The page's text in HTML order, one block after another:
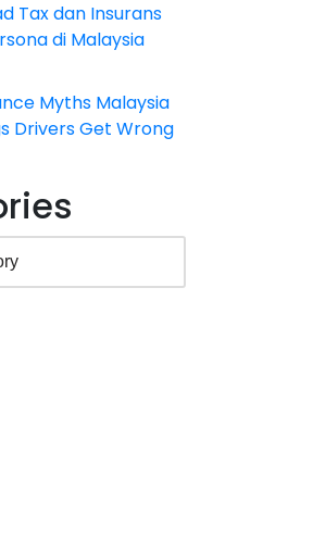
Tax dan Insurans
di Malaysia
Myths Malaysia
Drivers Get Wrong